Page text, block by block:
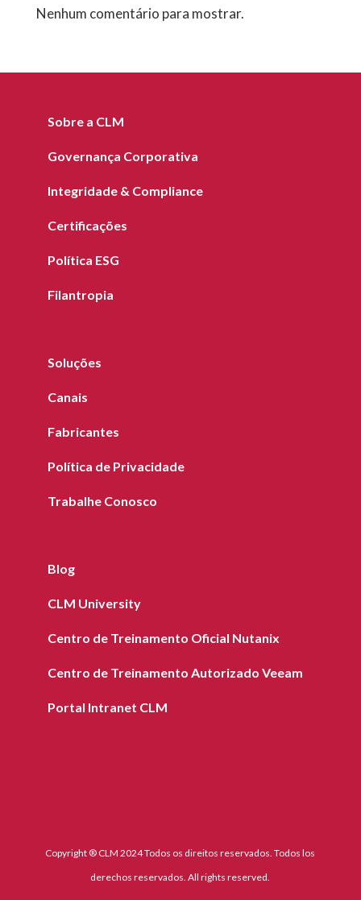
Nenhum comentário para mostrar.
Sobre a CLM
Governança Corporativa
Integridade & Compliance
Certificações
Política ESG
Filantropia
Soluções
Canais
Fabricantes
Política de Privacidade
Trabalhe Conosco
Blog
CLM University
Centro de Treinamento Oficial Nutanix
Centro de Treinamento Autorizado Veeam
Portal Intranet CLM
Copyright ® CLM 2024 Todos os direitos reservados. Todos los
derechos reservados. All rights reserved.